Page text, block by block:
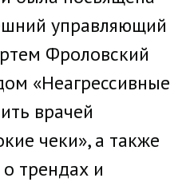
управляющий
Фроловский
«Неагрессивные
врачей
чеки», а также
трендах и